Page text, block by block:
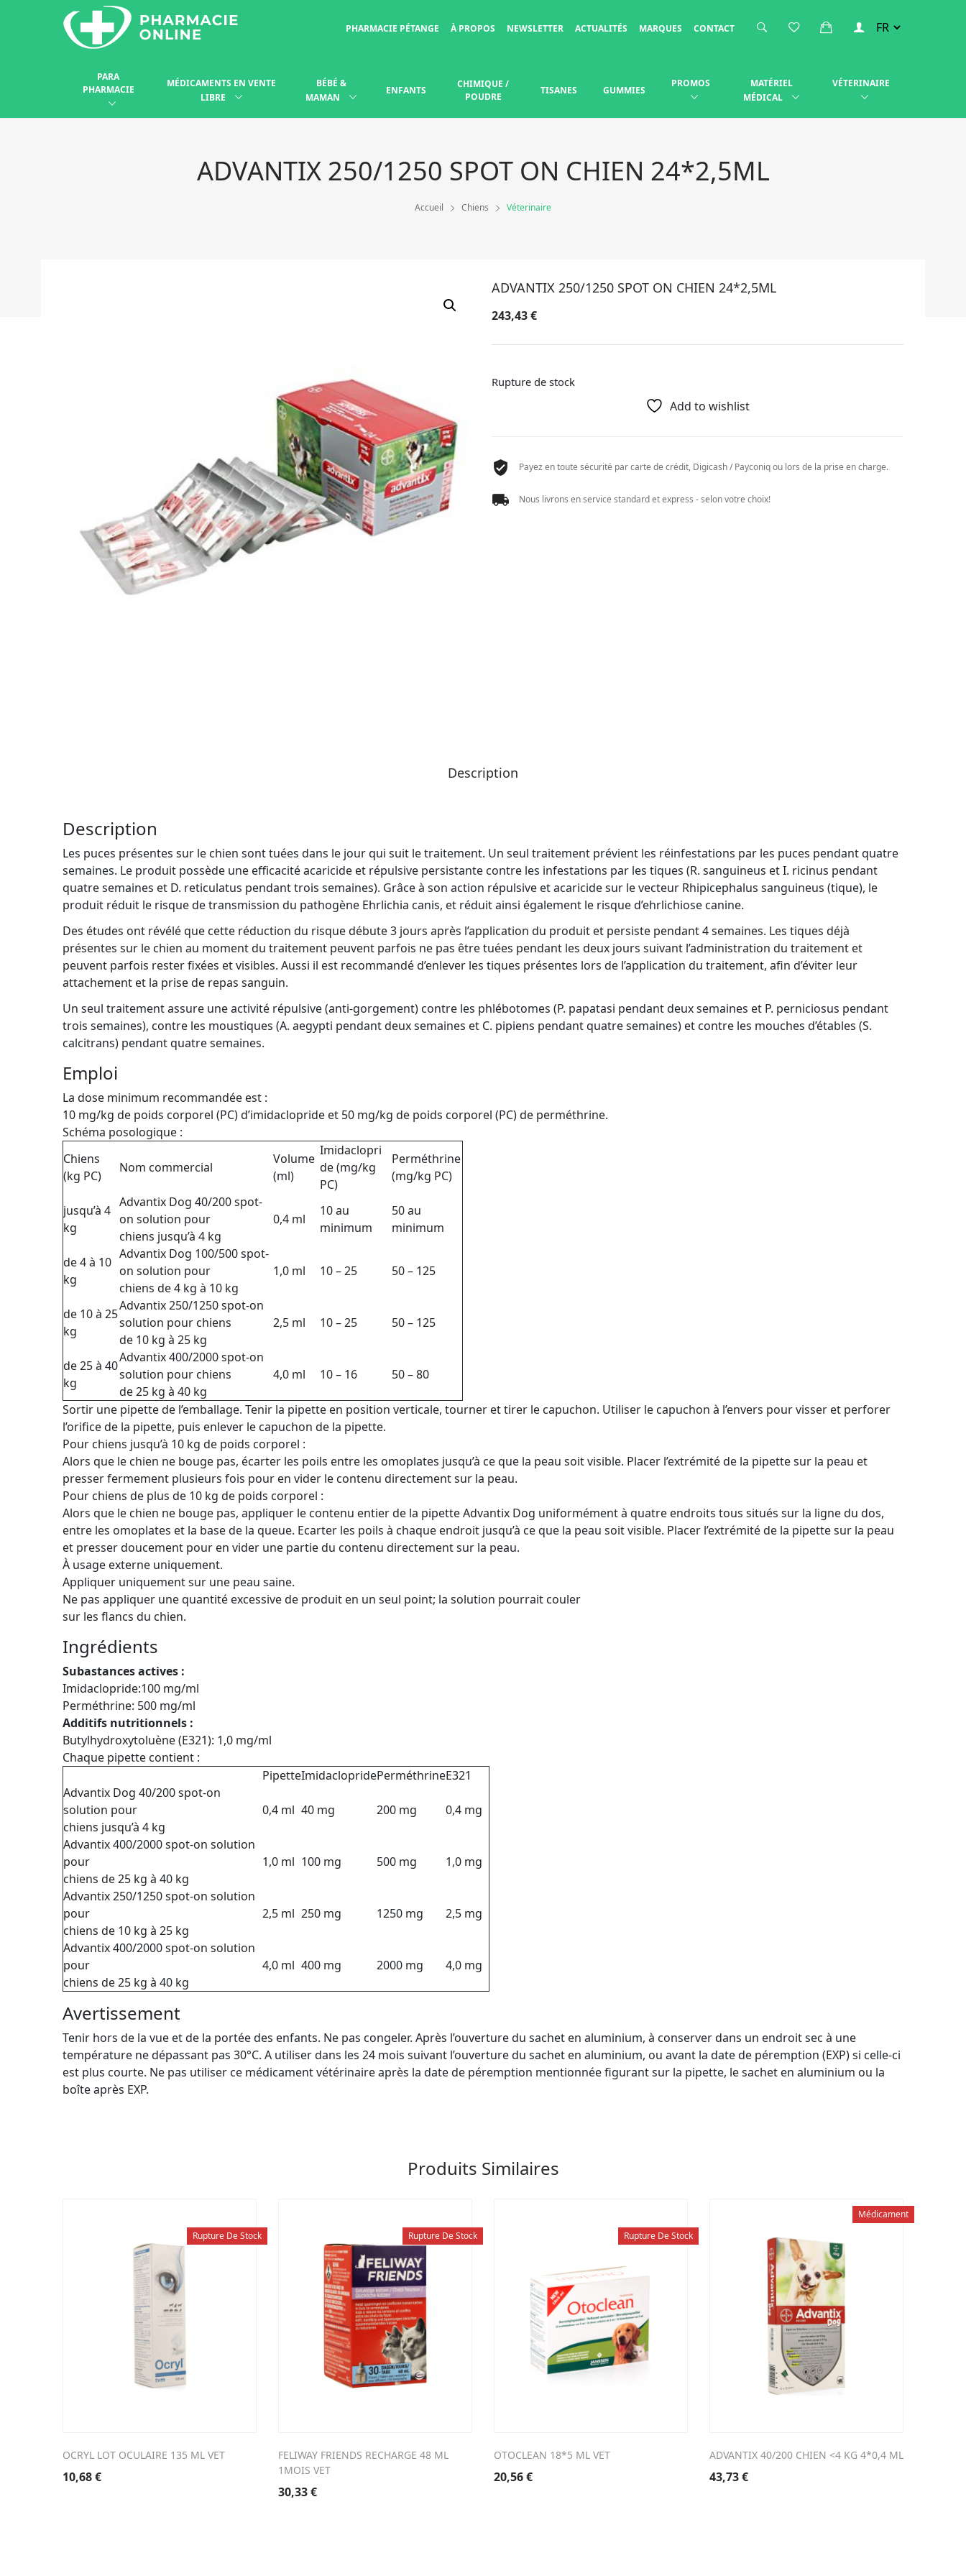
PHARMACIE PÉTANGE À PROPOS NEWSLETTER ACTUALITÉS MARQUES CONTACT
PARA
PHARMACIE
MÉDICAMENTS EN VENTE
LIBRE
BÉBÉ &
MAMAN
ENFANTS
CHIMIQUE /
POUDRE
TISANES GUMMIES
PROMOS
MATÉRIEL
MÉDICAL
VÉTERINAIRE
ADVANTIX 250/1250 SPOT ON CHIEN 24*2,5ML
Accueil Chiens Véterinaire
ADVANTIX 250/1250 SPOT ON CHIEN 24*2,5ML
243,43€
Rupture de stock
Add to wishlist
Payez en toute sécurité par carte de crédit, Digicash / Payconiq ou lors de la prise en charge.
Nous livrons en service standard et express - selon votre choix!
Description
Description
Les puces présentes sur le chien sont tuées dans le jour qui suit le traitement. Un seul traitement prévient les réinfestations par les puces pendant quatre
semaines. Le produit possède une efficacité acaricide et répulsive persistante contre les infestations par les tiques (R. sanguineus et I. ricinus pendant
quatre semaines et D. reticulatus pendant trois semaines). Grâce à son action répulsive et acaricide sur le vecteur Rhipicephalus sanguineus (tique), le
produit réduit le risque de transmission du pathogène Ehrlichia canis, et réduit ainsi également le risque d’ehrlichiose canine.
Des études ont révélé que cette réduction du risque débute 3 jours après l’application du produit et persiste pendant 4 semaines. Les tiques déjà
présentes sur le chien au moment du traitement peuvent parfois ne pas être tuées pendant les deux jours suivant l’administration du traitement et
peuvent parfois rester fixées et visibles. Aussi il est recommandé d’enlever les tiques présentes lors de l’application du traitement, afin d’éviter leur
attachement et la prise de repas sanguin.
Un seul traitement assure une activité répulsive (anti-gorgement) contre les phlébotomes (P. papatasi pendant deux semaines et P. perniciosus pendant
trois semaines), contre les moustiques (A. aegypti pendant deux semaines et C. pipiens pendant quatre semaines) et contre les mouches d’étables (S.
calcitrans) pendant quatre semaines.
Emploi
La dose minimum recommandée est :
10 mg/kg de poids corporel (PC) d’imidaclopride et 50 mg/kg de poids corporel (PC) de perméthrine.
Schéma posologique :
Chiens
(kg PC)
Nom commercial
Volume
(ml)
Imidaclopri
de (mg/kg
PC)
Perméthrine
(mg/kg PC)
jusqu’à 4
kg
Advantix Dog 40/200 spot-
on solution pour
chiens jusqu’à 4 kg
0,4 ml
10 au
minimum
50 au
minimum
de 4 à 10
kg
Advantix Dog 100/500 spot-
on solution pour
chiens de 4 kg à 10 kg
1,0 ml 10 – 25 50 – 125
de 10 à 25
kg
Advantix 250/1250 spot-on
solution pour chiens
de 10 kg à 25 kg
2,5 ml 10 – 25 50 – 125
de 25 à 40
kg
Advantix 400/2000 spot-on
solution pour chiens
de 25 kg à 40 kg
4,0 ml 10 – 16 50 – 80
Sortir une pipette de l’emballage. Tenir la pipette en position verticale, tourner et tirer le capuchon. Utiliser le capuchon à l’envers pour visser et perforer
l’orifice de la pipette, puis enlever le capuchon de la pipette.
Pour chiens jusqu’à 10 kg de poids corporel :
Alors que le chien ne bouge pas, écarter les poils entre les omoplates jusqu’à ce que la peau soit visible. Placer l’extrémité de la pipette sur la peau et
presser fermement plusieurs fois pour en vider le contenu directement sur la peau.
Pour chiens de plus de 10 kg de poids corporel :
Alors que le chien ne bouge pas, appliquer le contenu entier de la pipette Advantix Dog uniformément à quatre endroits tous situés sur la ligne du dos,
entre les omoplates et la base de la queue. Ecarter les poils à chaque endroit jusqu’à ce que la peau soit visible. Placer l’extrémité de la pipette sur la peau
et presser doucement pour en vider une partie du contenu directement sur la peau.
À usage externe uniquement.
Appliquer uniquement sur une peau saine.
Ne pas appliquer une quantité excessive de produit en un seul point; la solution pourrait couler
sur les flancs du chien.
Ingrédients
Subastances actives :
Imidaclopride:100 mg/ml
Perméthrine: 500 mg/ml
Additifs nutritionnels :
Butylhydroxytoluène (E321): 1,0 mg/ml
Chaque pipette contient :
PipetteImidaclopridePerméthrineE321
Advantix Dog 40/200 spot-on
solution pour
chiens jusqu’à 4 kg
0,4 ml 40 mg 200 mg 0,4 mg
Advantix 400/2000 spot-on solution
pour
chiens de 25 kg à 40 kg
1,0 ml 100 mg 500 mg 1,0 mg
Advantix 250/1250 spot-on solution
pour
chiens de 10 kg à 25 kg
2,5 ml 250 mg 1250 mg 2,5 mg
Advantix 400/2000 spot-on solution
pour
chiens de 25 kg à 40 kg
4,0 ml 400 mg 2000 mg 4,0 mg
Avertissement
Tenir hors de la vue et de la portée des enfants. Ne pas congeler. Après l’ouverture du sachet en aluminium, à conserver dans un endroit sec à une
température ne dépassant pas 30°C. A utiliser dans les 24 mois suivant l’ouverture du sachet en aluminium, ou avant la date de péremption (EXP) si celle-ci
est plus courte. Ne pas utiliser ce médicament vétérinaire après la date de péremption mentionnée figurant sur la pipette, le sachet en aluminium ou la
boîte après EXP.
Produits Similaires
Rupture De Stock
OCRYL LOT OCULAIRE 135 ML VET
10,68€
Rupture De Stock
FELIWAY FRIENDS RECHARGE 48 ML
1MOIS VET
30,33€
Rupture De Stock
OTOCLEAN 18*5 ML VET
20,56€
Médicament
ADVANTIX 40/200 CHIEN <4 KG 4*0,4 ML
43,73€